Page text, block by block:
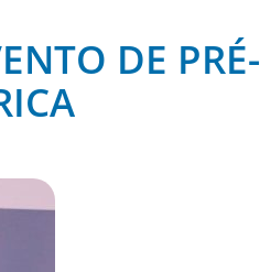
DE PRÉ-